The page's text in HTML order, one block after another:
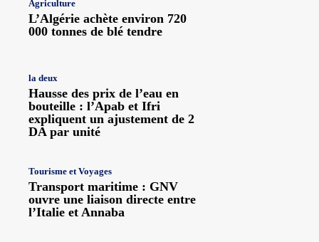
Agriculture
L’Algérie achète environ 720
000 tonnes de blé tendre
la deux
Hausse des prix de l’eau en
bouteille : l’Apab et Ifri
expliquent un ajustement de 2
DA par unité
Tourisme et Voyages
Transport maritime : GNV
ouvre une liaison directe entre
l’Italie et Annaba